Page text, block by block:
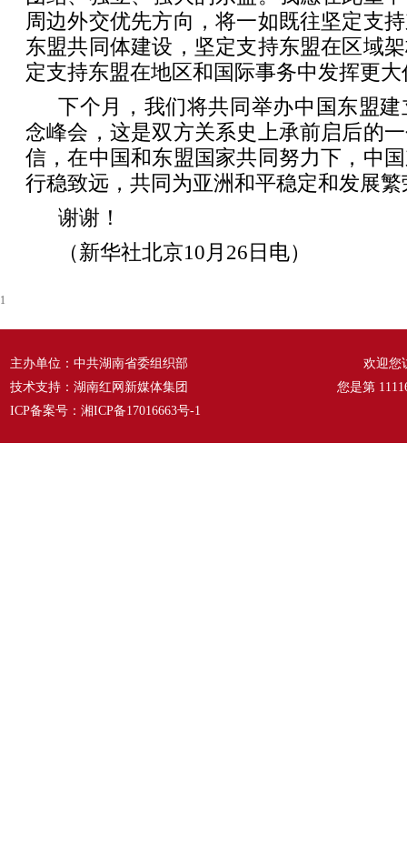
周边外交优先方向，将一如既往坚定支
东盟共同体建设，坚定支持东盟在区域
定支持东盟在地区和国际事务中发挥更
下个月，我们将共同举办中国东盟
念峰会，这是双方关系史上承前启后的
信，在中国和东盟国家共同努力下，中
行稳致远，共同为亚洲和平稳定和发展
谢谢！
（新华社北京10月26日电）
1
主办单位：中共湖南省委组织部
技术支持：湖南红网新媒体集团
ICP备案号： 湘ICP备17016663号-1
欢迎您
您是第